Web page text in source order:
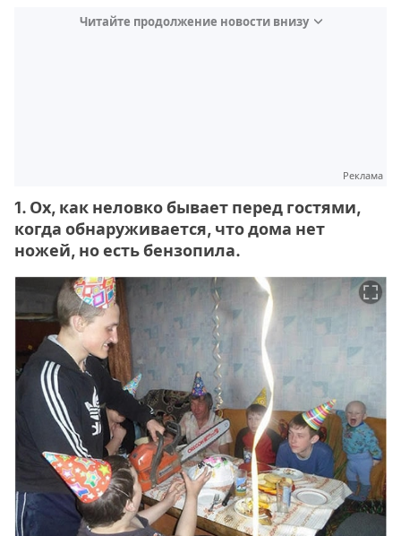
Читайте продолжение новости внизу
Реклама
1. Ох, как неловко бывает перед гостями,
когда обнаруживается, что дома нет
ножей, но есть бензопила.